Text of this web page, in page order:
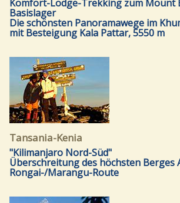
Komfort-Lodge-Trekking zum Mount
Basislager
Die schönsten Panoramawege im
mit Besteigung Kala Pattar, 5550 m
Tansania-Kenia
"Kilimanjaro Nord-Süd"
Überschreitung des höchsten Berges
Rongai-/Marangu-Route